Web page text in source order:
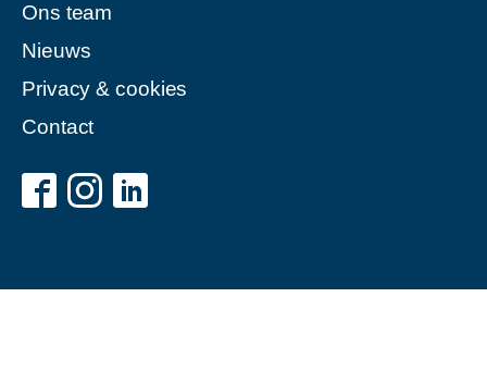
Ons team
Nieuws
Privacy & cookies
Contact